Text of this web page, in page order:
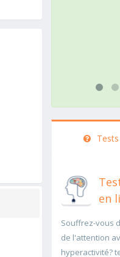
en
Souffrez-vous
de l'attention
hyperactivité?